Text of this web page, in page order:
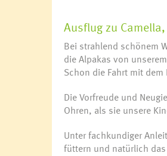
Photovoltaik-Anlagen
Ausflug zu
Bei strahlend schönem
die Alpakas von
Schon die Fahrt mit
Die Vorfreude und
Ohren, als sie unsere
Unter fachkundiger
füttern und natürlich